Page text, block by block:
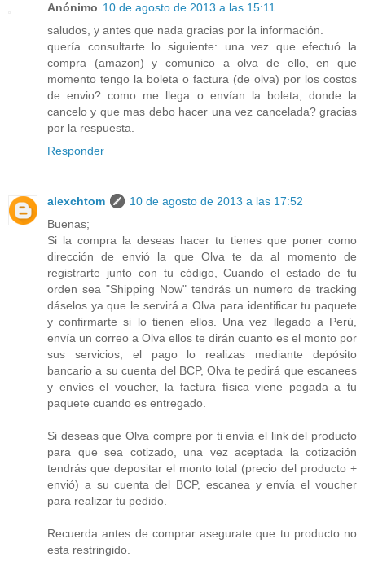
Anónimo 10 de agosto de 2013 a las 15:11
saludos, y antes que nada gracias por la información.
quería consultarte lo siguiente: una vez que efectuó la
compra (amazon) y comunico a olva de ello, en que
momento tengo la boleta o factura (de olva) por los costos
de envio? como me llega o envían la boleta, donde la
cancelo y que mas debo hacer una vez cancelada? gracias
por la respuesta.
Responder
alexchtom
10 de agosto de 2013 a las 17:52
Buenas;
Si la compra la deseas hacer tu tienes que poner como
dirección de envió la que Olva te da al momento de
registrarte junto con tu código, Cuando el estado de tu
orden sea "Shipping Now" tendrás un numero de tracking
dáselos ya que le servirá a Olva para identificar tu paquete
y confirmarte si lo tienen ellos. Una vez llegado a Perú,
envía un correo a Olva ellos te dirán cuanto es el monto por
sus servicios, el pago lo realizas mediante depósito
bancario a su cuenta del BCP, Olva te pedirá que escanees
y envíes el voucher, la factura física viene pegada a tu
paquete cuando es entregado.
Si deseas que Olva compre por ti envía el link del producto
para que sea cotizado, una vez aceptada la cotización
tendrás que depositar el monto total (precio del producto +
envió) a su cuenta del BCP, escanea y envía el voucher
para realizar tu pedido.
Recuerda antes de comprar asegurate que tu producto no
esta restringido.